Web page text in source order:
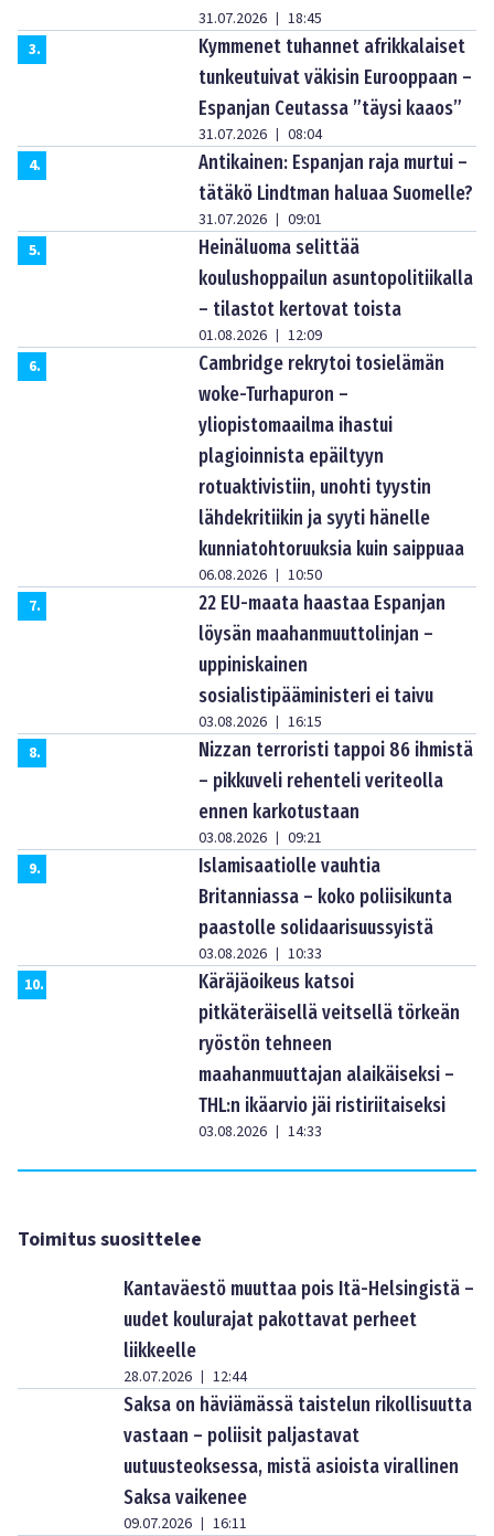
31.07.2026 | 18:45
3.
Kymmenet tuhannet afrikkalaiset
tunkeutuivat väkisin Eurooppaan –
Espanjan Ceutassa ”täysi kaaos”
31.07.2026 | 08:04
4.
Antikainen: Espanjan raja murtui –
tätäkö Lindtman haluaa Suomelle?
31.07.2026 | 09:01
5.
Heinäluoma selittää
koulushoppailun asuntopolitiikalla
– tilastot kertovat toista
01.08.2026 | 12:09
6.
Cambridge rekrytoi tosielämän
woke-Turhapuron –
yliopistomaailma ihastui
plagioinnista epäiltyyn
rotuaktivistiin, unohti tyystin
lähdekritiikin ja syyti hänelle
kunniatohtoruuksia kuin saippuaa
06.08.2026 | 10:50
7.
22 EU-maata haastaa Espanjan
löysän maahanmuuttolinjan –
uppiniskainen
sosialistipääministeri ei taivu
03.08.2026 | 16:15
8.
Nizzan terroristi tappoi 86 ihmistä
– pikkuveli rehenteli veriteolla
ennen karkotustaan
03.08.2026 | 09:21
9.
Islamisaatiolle vauhtia
Britanniassa – koko poliisikunta
paastolle solidaarisuussyistä
03.08.2026 | 10:33
10.
Käräjäoikeus katsoi
pitkäteräisellä veitsellä törkeän
ryöstön tehneen
maahanmuuttajan alaikäiseksi –
THL:n ikäarvio jäi ristiriitaiseksi
03.08.2026 | 14:33
Toimitus suosittelee
Kantaväestö muuttaa pois Itä-Helsingistä –
uudet koulurajat pakottavat perheet
liikkeelle
28.07.2026 | 12:44
Saksa on häviämässä taistelun rikollisuutta
vastaan – poliisit paljastavat
uutuusteoksessa, mistä asioista virallinen
Saksa vaikenee
09.07.2026 | 16:11